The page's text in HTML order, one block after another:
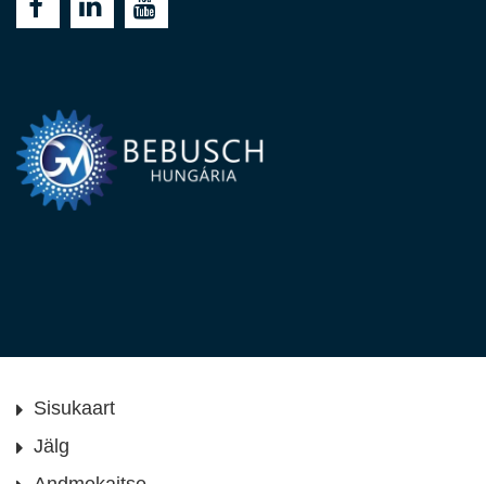
Sisukaart
Jälg